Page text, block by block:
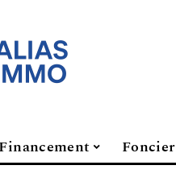
Financement Foncier